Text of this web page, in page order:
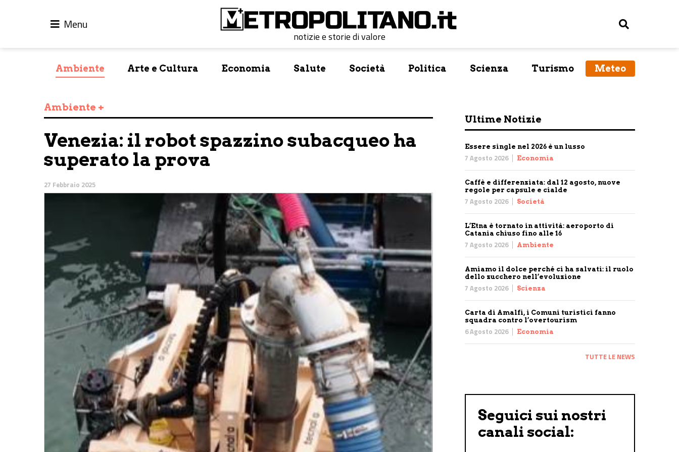
Menu
notizie e storie di valore
Ambiente Arte e Cultura Economia Salute Società Politica Scienza Turismo Meteo
Ambiente +
Venezia: il robot spazzino subacqueo ha
superato la prova
27 Febbraio 2025
Ultime Notizie
Essere single nel 2026 è un lusso
7 Agosto 2026 Economia
Caffè e differenziata: dal 12 agosto, nuove
regole per capsule e cialde
7 Agosto 2026 Società
L’Etna è tornato in attività: aeroporto di
Catania chiuso fino alle 16
7 Agosto 2026 Ambiente
Amiamo il dolce perché ci ha salvati: il ruolo
dello zucchero nell’evoluzione
7 Agosto 2026 Scienza
Carta di Amalfi, i Comuni turistici fanno
squadra contro l’overtourism
6 Agosto 2026 Economia
TUTTE LE NEWS
Seguici sui nostri
canali social: